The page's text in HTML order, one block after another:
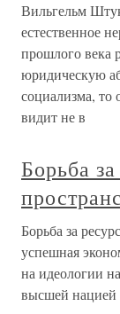
Вильгельм
естественное
прошлого века
юридическую
социализма, то
видит не в
Борьба
Борьба за
успешная
на идеологии
высшей нацией